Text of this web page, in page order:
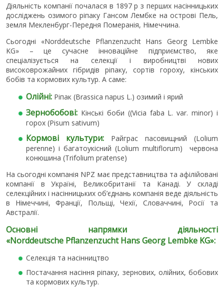
Діяльність компанії почалася в 1897 р з перших насінницьких
досліджень озимого ріпаку Гансом Лембке на острові Пель,
земля Мекленбург-Передня Померанія, Німеччина.
Сьогодні «Norddeutsche Pflanzenzucht Hans Georg Lembke
KG» – це сучасне інноваційне підприємство, яке
спеціалізується на селекції і виробництві нових
високоврожайних гібридів ріпаку, сортів гороху, кінських
бобів та кормових культур. А саме:
Олійні: Ріпак (Brassica napus L.) озимий і ярий
Зернобобові: Кінські боби ((Vicia faba L. var. minor) і
горох (Pisum sativum)
Кормові культури: Райграс пасовищний (Lolium
perenne) і багатоукісний (Lolium multiflorum) червона
конюшина (Trifolium pratense)
На сьогодні компанія NPZ має представництва та афілійовані
компанії в Україні, Великобританії та Канаді. У складі
селекційних і насінницьких об’єднань компанія веде діяльність
в Німеччині, Франції, Польщі, Чехії, Словаччині, Росії та
Австралії.
Основні напрямки діяльності
«Norddeutsche PflanzenzuchtHansGeorg Lembke KG»:
Селекція та насінництво
Постачання насіння ріпаку, зернових, олійних, бобових
та кормових культур.